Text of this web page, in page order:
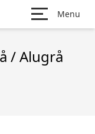
Menu
/ Alugrå